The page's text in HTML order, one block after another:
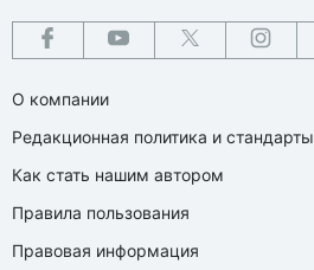
О компании
Редакционная политика и стандарты
Как стать нашим автором
Правила пользования
Правовая информация